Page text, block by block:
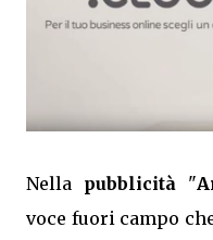
Nella pubblicità "
voce fuori campo